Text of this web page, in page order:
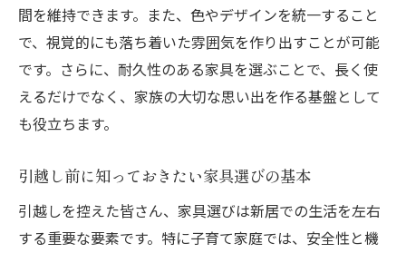
引越し後に理想の子供部屋を作るための家具選
び
創造性を刺激する子供部屋のインテリア
快適な学習環境を整える家具選び
家族の絆を深める共有スペースの工夫
収納と遊び場を両立させる家具
楽しく安全な子供部屋の作り方
間を維持できます。また、色やデザインを統一すること
で、視覚的にも落ち着いた雰囲気を作り出すことが可能
です。さらに、耐久性のある家具を選ぶことで、長く使
えるだけでなく、家族の大切な思い出を作る基盤として
も役立ちます。
引越し前に知っておきたい家具選びの基本
引越しを控えた皆さん、家具選びは新居での生活を左右
する重要な要素です。特に子育て家庭では、安全性と機